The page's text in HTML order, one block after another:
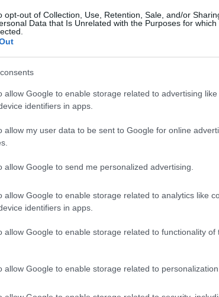
opt-out of Collection, Use, Retention, Sale, and/or
Data that Is Unrelated with the Purposes for which
allow Google to enable storage related to advertising
identifiers in apps.
allow my user data to be sent to Google for online
allow Google to send me personalized advertising.
allow Google to enable storage related to analytics like
identifiers in apps.
allow Google to enable storage related to functionality of
allow Google to enable storage related to personalization.
εμπειρία, αισθητική,
διεισδυτική ματιά,περιέργεια, αντίληψη
τα ψηφιακά formats, το YouTube, τα social
την ίδια τον/τη δημοσιογράφο.
τίτλου, ρυθμού, εικόνας, αφήγησης και
αντίδρασης
στην επικαιρότητα,
δεοντολογίας.